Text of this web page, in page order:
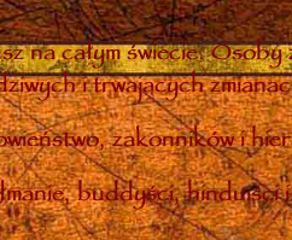
na całym świecie.
i trwających
zakonników i
buddyści,